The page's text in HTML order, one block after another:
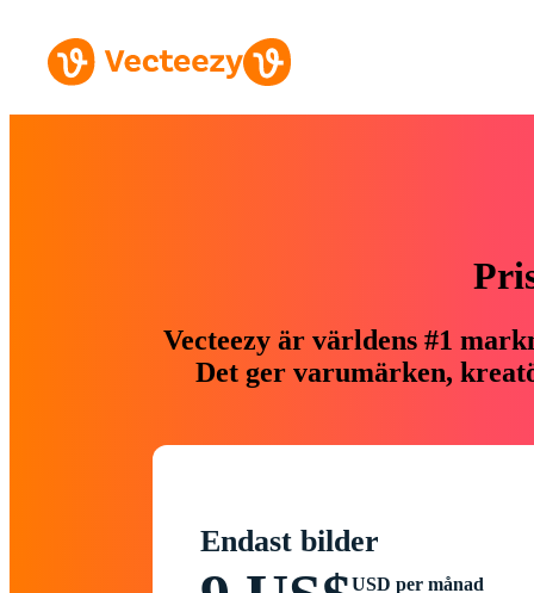
Vecteezy är världens #1
Det ger varumärken,
Endast bilder
USD per månad